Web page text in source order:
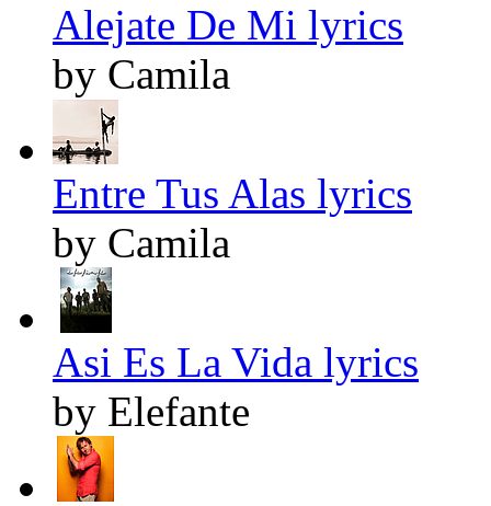
Alejate De Mi lyrics
by Camila
Entre Tus Alas lyrics
by Camila
Asi Es La Vida lyrics
by Elefante